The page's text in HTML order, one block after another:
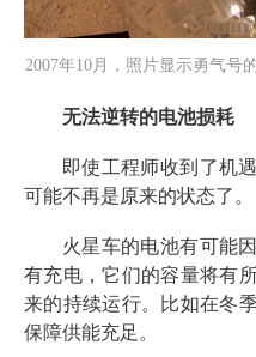
2007年10月，照片显示勇气号
无法逆转的电池损耗
即使工程师收到了机
可能不再是原来的状态了。
火星车的电池有可能
有充电，它们的容量将有
来的持续运行。比如在冬
保障供能充足。